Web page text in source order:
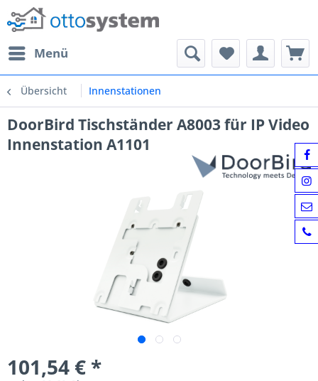
Menü
Übersicht Innenstationen
DoorBird Tischständer A8003 für IP Video
Innenstation A1101
101,54 € *